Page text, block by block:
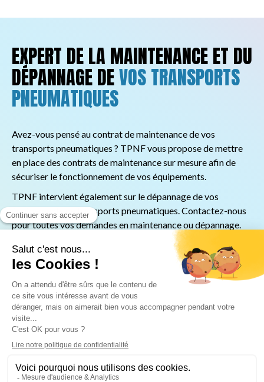
EXPERT DE LA MAINTENANCE ET DU
DÉPANNAGE DEVOS TRANSPORTS
PNEUMATIQUES
Avez-vous pensé au contrat de maintenance de vos
transports pneumatiques ? TPNF vous propose de mettre
en place des contrats de maintenance sur mesure afin de
sécuriser le fonctionnement de vos équipements.
TPNF intervient également sur le dépannage de vos
équipements de transports pneumatiques. Contactez-nous
pour toutes vos demandes en maintenance ou dépannage.
CONTACTEZ-NOUS !
2ème Avenue n°37 - Z.A. M.I.N. de Lomme - 59160 Lomme